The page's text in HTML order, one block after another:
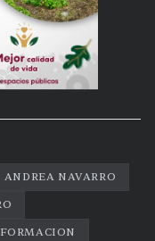
ANDREA NAVARRO